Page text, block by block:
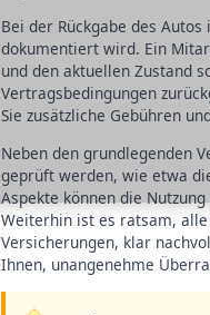
Bei der Rückgabe des
dokumentiert wird. Ein
und den aktuellen Zustand
Vertragsbedingungen
Sie zusätzliche Gebühren
Neben den grundlegenden
geprüft werden, wie etwa
Aspekte können die
Weiterhin ist es ratsam,
Versicherungen, klar
Ihnen, unangenehme